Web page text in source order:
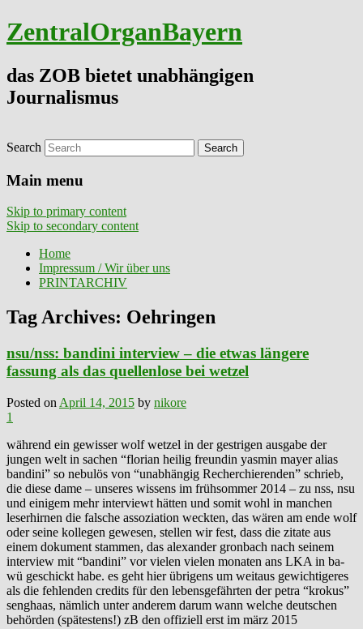
ZentralOrganBayern
das ZOB bietet unabhängigen
Journalismus
Search
Main menu
Skip to primary content
Skip to secondary content
Home
Impressum / Wir über uns
PRINTARCHIV
Tag Archives: Oehringen
nsu/nss: bandini interview – die etwas längere
fassung als das quellenlose bei wetzel
Posted on April 14, 2015 by nikore
1
während ein gewisser wolf wetzel in der gestrigen ausgabe der
jungen welt in sachen “florian heilig freundin yasmin mayer alias
bandini” so nebulös von “unabhängig Recherchierenden” schrieb,
die diese dame – unseres wissens im frühsommer 2014 – zu nss, nsu
und einigem mehr interviewt hätten und somit wohl in manchen
leserhirnen die falsche assoziation weckten, das wären am ende wolf
oder seine kollegen gewesen, stellen wir fest, dass die zitate aus
einem dokument stammen, das alexander gronbach nach seinem
interview mit “bandini” vor vielen vielen monaten ans LKA in ba-
wü geschickt habe. es geht hier übrigens um weitaus gewichtigeres
als die fehlenden credits für den lebensgefährten der petra “krokus”
senghaas, nämlich unter anderem darum wann welche deutschen
behörden (spätestens!) zB den offiziell erst im märz 2015